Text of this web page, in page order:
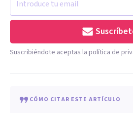
Suscribiéndote aceptas la política de
CÓMO CITAR ESTE ARTÍCULO